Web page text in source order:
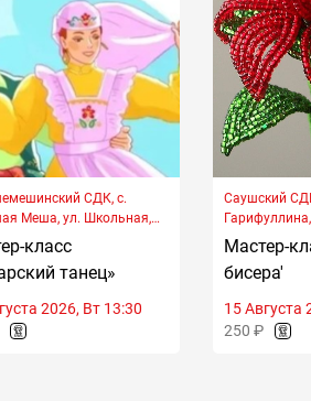
СДК, с.
Меша, ул. Школьная,
класс
танец»
2026, Вт 13:30
Саушский
Мастер-
бисера'
15 Августа
250 ₽